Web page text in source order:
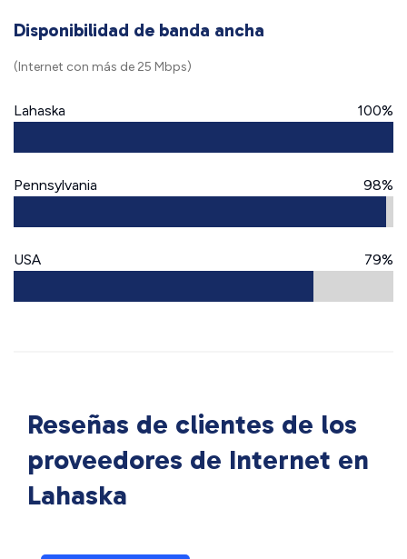
Disponibilidad de banda ancha
(Internet con más de 25 Mbps)
Lahaska 100%
Pennsylvania 98%
USA 79%
Reseñas de clientes de los
proveedores de Internet en
Lahaska